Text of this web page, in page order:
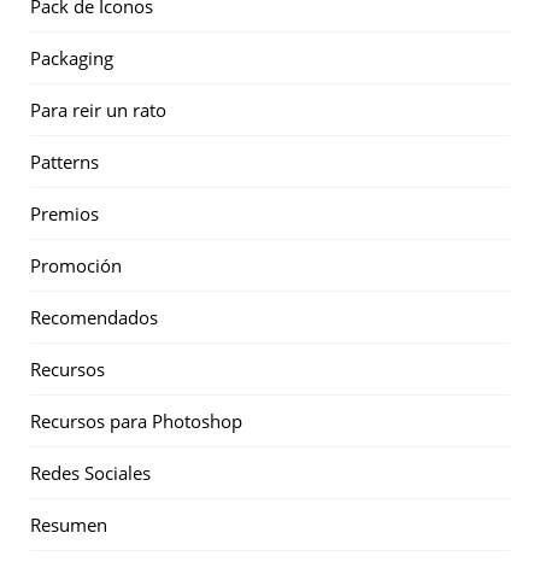
Pack de Iconos
Packaging
Para reir un rato
Patterns
Premios
Promoción
Recomendados
Recursos
Recursos para Photoshop
Redes Sociales
Resumen